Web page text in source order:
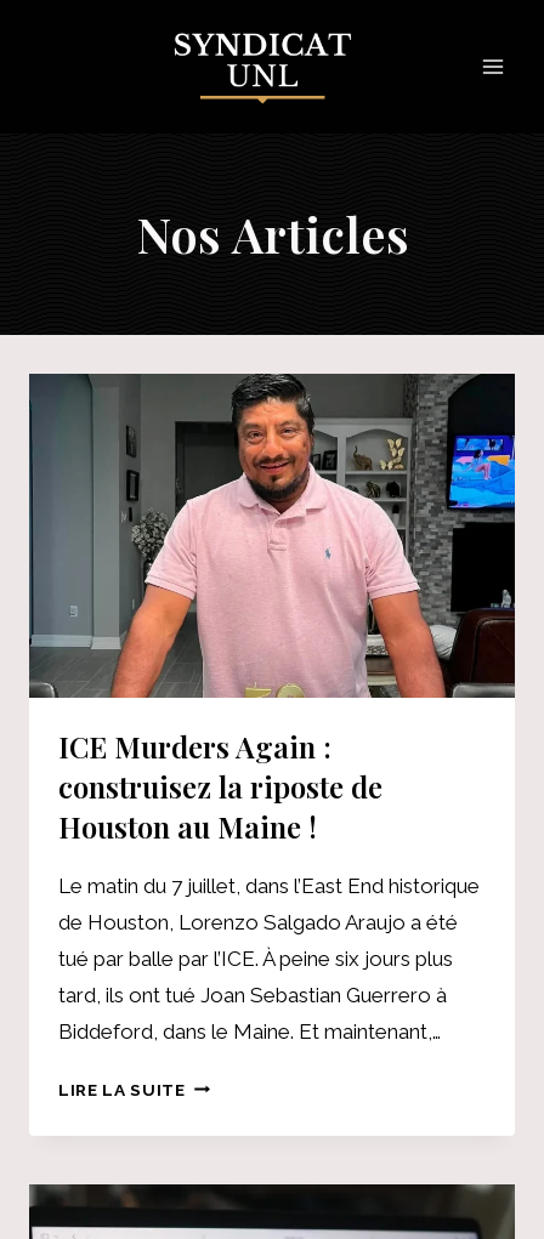
Nos Articles
ICE Murders Again :
construisez la riposte de
Houston au Maine !
Le matin du 7 juillet, dans l’East End historique
de Houston, Lorenzo Salgado Araujo a été
tué par balle par l’ICE. À peine six jours plus
tard, ils ont tué Joan Sebastian Guerrero à
Biddeford, dans le Maine. Et maintenant,…
LIRE LA SUITEICE
AGAIN :
RIPOSTE